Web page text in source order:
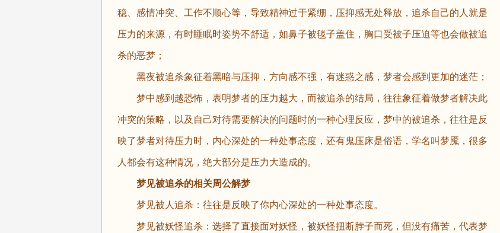
稳、感情冲突、工作不顺心等，导致精神过于紧绷，压抑感无处释放，追杀自己的人就是
压力的来源，有时睡眠时姿势不舒适，如鼻子被毯子盖住，胸口受被子压迫等也会做被追
杀的恶梦；
黑夜被追杀象征着黑暗与压抑，方向感不强，有迷惑之感，梦者会感到更加的迷茫；
梦中感到越恐怖，表明梦者的压力越大，而被追杀的结局，往往象征着做梦者解决此
冲突的策略，以及自己对待需要解决的问题时的一种心理反应，梦中的被追杀，往往是反
映了梦者对待压力时，内心深处的一种处事态度，还有鬼压床是俗语，学名叫梦魇，很多
人都会有这种情况，绝大部分是压力大造成的。
梦见被追杀的相关周公解梦
梦见被人追杀：往往是反映了你内心深处的一种处事态度。
梦见被妖怪追杀：选择了直接面对妖怪，被妖怪扭断脖子而死，但没有痛苦，代表梦